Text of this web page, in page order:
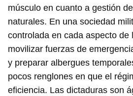
músculo en cuanto a gestión
naturales. En una sociedad
controlada en cada aspecto de
movilizar fuerzas de
y preparar albergues
pocos renglones en que el
eficiencia. Las dictaduras son